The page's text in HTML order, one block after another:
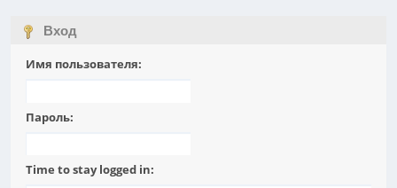
Вход
Имя пользователя:
Пароль:
Time to stay logged in: